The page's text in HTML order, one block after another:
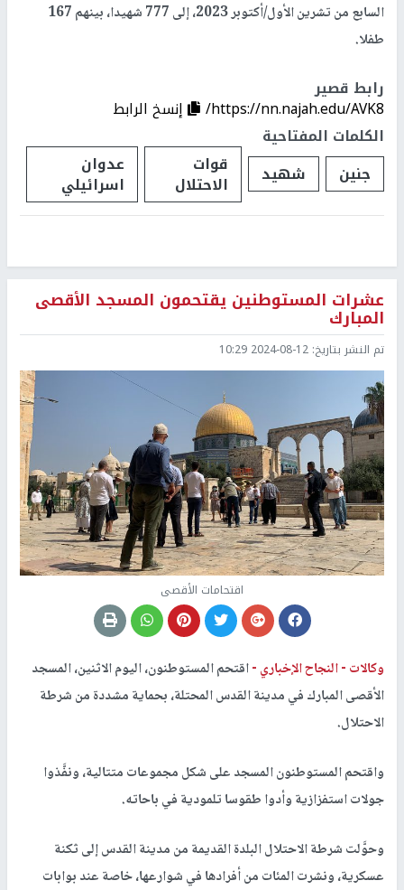
السابع من تشرين الأول/أكتوبر 2023، إلى 777 شهيدا، بينهم 167
طفلا.
رابط قصير
https://nn.najah.edu/AVK8/
إنسخ الرابط
الكلمات المفتاحية
جنين
شهيد قوات
الاحتلال
عدوان
اسرائيلي
عشرات المستوطنين يقتحمون المسجد الأقصى
المبارك
تم النشر بتاريخ: 2024-08-12 10:29
اقتحامات الأقصى
وكالات -النجاح الإخباري -اقتحم المستوطنون، اليوم الاثنين، المسجد
الأقصى المبارك في مدينة القدس المحتلة، بحماية مشددة من شرطة
الاحتلال.
واقتحم المستوطنون المسجد على شكل مجموعات متتالية، ونفَّذوا
جولات استفزازية وأدوا طقوسا تلمودية في باحاته.
وحوَّلت شرطة الاحتلال البلدة القديمة من مدينة القدس إلى ثكنة
عسكرية، ونشرت المئات من أفرادها في شوارعها، خاصة عند بوابات